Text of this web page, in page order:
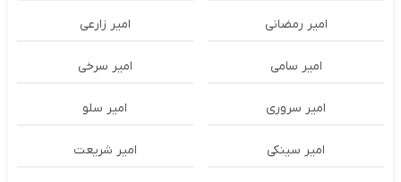
امیر رمضانی امیر زارعی
امیر سامی امیر سرخی
امیر سروری امیر سلو
امیر سینکی امیر شریعت